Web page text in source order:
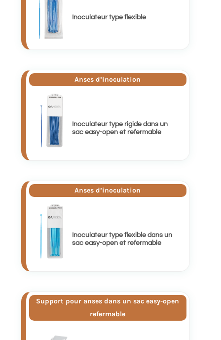
Inoculateur type flexible
Anses d’inoculation
Inoculateur type rigide dans un
sac easy-open et refermable
Anses d’inoculation
Inoculateur type flexible dans un
sac easy-open et refermable
Support pour anses dans un sac easy-open
refermable